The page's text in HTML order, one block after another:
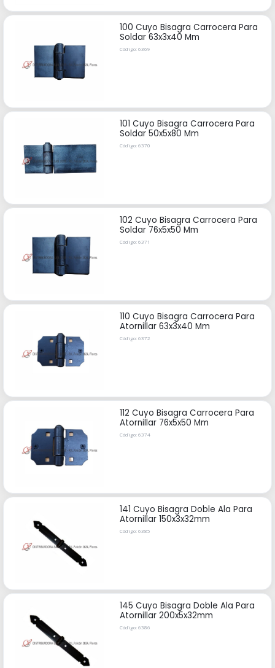
100 Cuyo Bisagra Carrocera Para
Soldar 63x3x40 Mm
Código: 6369
101 Cuyo Bisagra Carrocera Para
Soldar 50x5x80 Mm
Código: 6370
102 Cuyo Bisagra Carrocera Para
Soldar 76x5x50 Mm
Código: 6371
110 Cuyo Bisagra Carrocera Para
Atornillar 63x3x40 Mm
Código: 6372
112 Cuyo Bisagra Carrocera Para
Atornillar 76x5x50 Mm
Código: 6374
141 Cuyo Bisagra Doble Ala Para
Atornillar 150x3x32mm
Código: 6385
145 Cuyo Bisagra Doble Ala Para
Atornillar 200x5x32mm
Código: 6386